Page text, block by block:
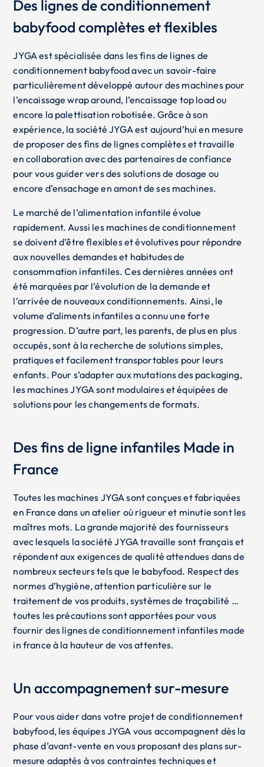
Des lignes de conditionnement
babyfood complètes et flexibles
JYGA est spécialisée dans les fins de lignes de
conditionnement babyfood avec un savoir-faire
particulièrement développé autour des machines pour
l’encaissage wrap around, l’encaissage top load ou
encore la palettisation robotisée. Grâce à son
expérience, la société JYGA est aujourd’hui en mesure
de proposer des fins de lignes complètes et travaille
en collaboration avec des partenaires de confiance
pour vous guider vers des solutions de dosage ou
encore d’ensachage en amont de ses machines.
Le marché de l’alimentation infantile évolue
rapidement. Aussi les machines de conditionnement
se doivent d’être flexibles et évolutives pour répondre
aux nouvelles demandes et habitudes de
consommation infantiles. Ces dernières années ont
été marquées par l’évolution de la demande et
l’arrivée de nouveaux conditionnements. Ainsi, le
volume d’aliments infantiles a connu une forte
progression. D’autre part, les parents, de plus en plus
occupés, sont à la recherche de solutions simples,
pratiques et facilement transportables pour leurs
enfants. Pour s’adapter aux mutations des packaging,
les machines JYGA sont modulaires et équipées de
solutions pour les changements de formats.
Des fins de ligne infantiles Made in
France
Toutes les machines JYGA sont conçues et fabriquées
en France dans un atelier où rigueur et minutie sont les
maîtres mots. La grande majorité des fournisseurs
avec lesquels la société JYGA travaille sont français et
répondent aux exigences de qualité attendues dans de
nombreux secteurs tels que le babyfood. Respect des
normes d’hygiène, attention particulière sur le
traitement de vos produits, systèmes de traçabilité …
toutes les précautions sont apportées pour vous
fournir des lignes de conditionnement infantiles made
in france à la hauteur de vos attentes.
Un accompagnement sur-mesure
Pour vous aider dans votre projet de conditionnement
babyfood, les équipes JYGA vous accompagnent dès la
phase d’avant-vente en vous proposant des plans sur-
mesure adaptés à vos contraintes techniques et